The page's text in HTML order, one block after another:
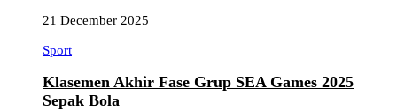
21 December 2025
Sport
Klasemen Akhir Fase Grup SEA Games 2025
Sepak Bola